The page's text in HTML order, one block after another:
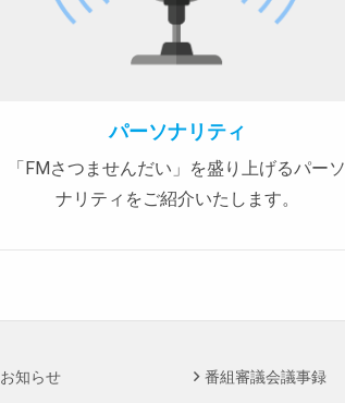
パーソナリティ
「FMさつませんだい」を盛り上げるパーソ
ナリティをご紹介いたします。
お知らせ 番組審議会議事録